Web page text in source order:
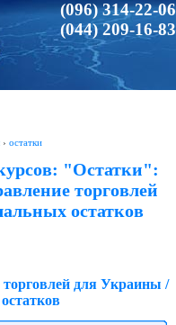
(096) 314-22-06
(044) 209-16-83
› остатки
"Остатки":
торговлей
остатков
для Украины /